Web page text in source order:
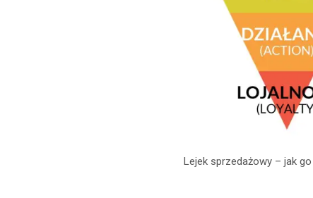
Lejek sprzedażowy – jak